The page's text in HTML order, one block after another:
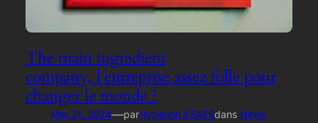
The main ingredient
company, l’entreprise assez folle pour
changer le monde ?
Mar 21, 2024—parHyperion KEATSdans News